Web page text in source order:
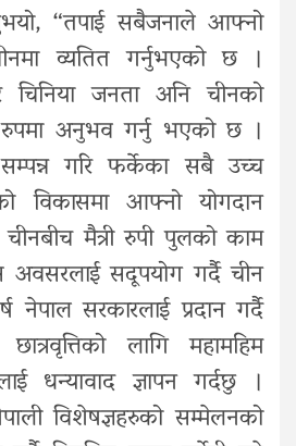
“तपाई सबैजनाले आफ्नो
व्यतित गर्नुभएको छ ।
चिनिया जनता अनि चीनको
रुपमा अनुभव गर्नु भएको छ ।
गरि फर्केका सबै उच्च
विकासमा आफ्नो योगदान
मैत्री रुपी पुलको काम
सदूपयोग गर्दै चीन
नेपाल सरकारलाई प्रदान गर्दै
लागि महामहिम
धन्यावाद ज्ञापन गर्दछु ।
विशेषज्ञहरुको सम्मेलनको